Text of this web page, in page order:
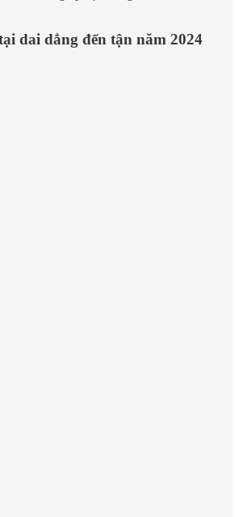
dai dẳng đến tận năm 2024